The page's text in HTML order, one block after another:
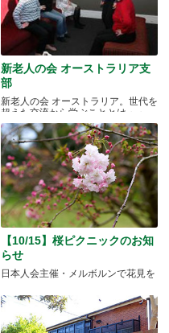
新老人の会 オーストラリア支
部
新老人の会 オーストラリア。世代を
超えた交流から学ぶこととは・・
【10/15】桜ピクニックのお知
らせ
日本人会主催・メルボルンで花見を